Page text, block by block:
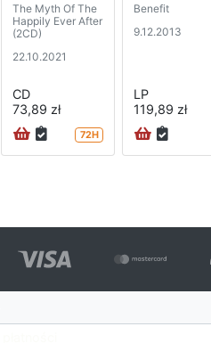
The Myth Of The
Happily Ever After
(2CD)
22.10.2021
CD
73,89 zł
72H
Benefit
9.12.2013
LP
119,89 zł